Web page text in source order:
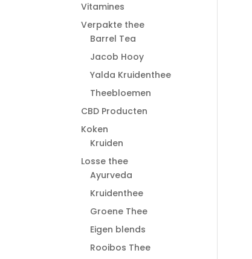
Vitamines
Verpakte thee
Barrel Tea
Jacob Hooy
Yalda Kruidenthee
Theebloemen
CBD Producten
Koken
Kruiden
Losse thee
Ayurveda
Kruidenthee
Groene Thee
Eigen blends
Rooibos Thee